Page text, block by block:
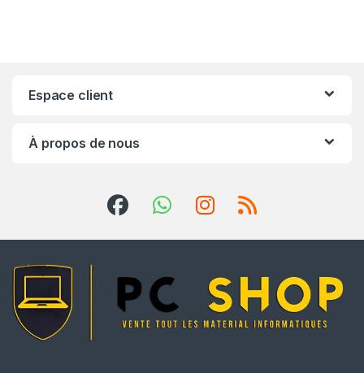
Espace client
À propos de nous